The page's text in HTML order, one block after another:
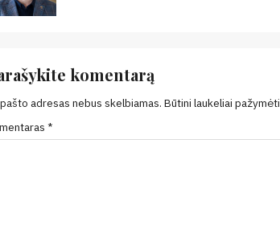
komentarą
adresas nebus skelbiamas. Būtini laukeliai pažymėti
*